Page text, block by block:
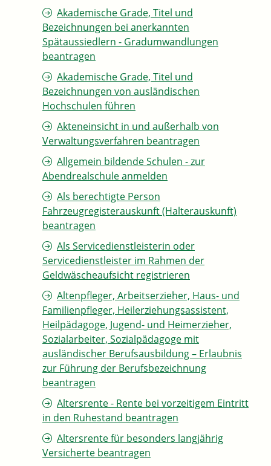
Akademische Grade, Titel und
Bezeichnungen bei anerkannten
Spätaussiedlern - Gradumwandlungen
beantragen
Akademische Grade, Titel und
Bezeichnungen von ausländischen
Hochschulen führen
Akteneinsicht in und außerhalb von
Verwaltungsverfahren beantragen
Allgemein bildende Schulen - zur
Abendrealschule anmelden
Als berechtigte Person
Fahrzeugregisterauskunft (Halterauskunft)
beantragen
Als Servicedienstleisterin oder
Servicedienstleister im Rahmen der
Geldwäscheaufsicht registrieren
Altenpfleger, Arbeitserzieher, Haus- und
Familienpfleger, Heilerziehungsassistent,
Heilpädagoge, Jugend- und Heimerzieher,
Sozialarbeiter, Sozialpädagoge mit
ausländischer Berufsausbildung – Erlaubnis
zur Führung der Berufsbezeichnung
beantragen
Altersrente - Rente bei vorzeitigem Eintritt
in den Ruhestand beantragen
Altersrente für besonders langjährig
Versicherte beantragen